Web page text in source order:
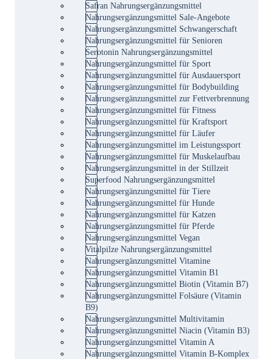
Safran Nahrungsergänzungsmittel
Nahrungsergänzungsmittel Sale-Angebote
Nahrungsergänzungsmittel Schwangerschaft
Nahrungsergänzungsmittel für Senioren
Serotonin Nahrungsergänzungsmittel
Nahrungsergänzungsmittel für Sport
Nahrungsergänzungsmittel für Ausdauersport
Nahrungsergänzungsmittel für Bodybuilding
Nahrungsergänzungsmittel zur Fettverbrennung
Nahrungsergänzungsmittel für Fitness
Nahrungsergänzungsmittel für Kraftsport
Nahrungsergänzungsmittel für Läufer
Nahrungsergänzungsmittel im Leistungssport
Nahrungsergänzungsmittel für Muskelaufbau
Nahrungsergänzungsmittel in der Stillzeit
Superfood Nahrungsergänzungsmittel
Nahrungsergänzungsmittel für Tiere
Nahrungsergänzungsmittel für Hunde
Nahrungsergänzungsmittel für Katzen
Nahrungsergänzungsmittel für Pferde
Nahrungsergänzungsmittel Vegan
Vitalpilze Nahrungsergänzungsmittel
Nahrungsergänzungsmittel Vitamine
Nahrungsergänzungsmittel Vitamin B1
Nahrungsergänzungsmittel Biotin (Vitamin B7)
Nahrungsergänzungsmittel Folsäure (Vitamin
B9)
Nahrungsergänzungsmittel Multivitamin
Nahrungsergänzungsmittel Niacin (Vitamin B3)
Nahrungsergänzungsmittel Vitamin A
Nahrungsergänzungsmittel Vitamin B-Komplex